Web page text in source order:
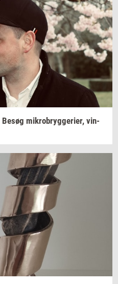
Besøg mi­kro­bryg­ge­ri­er, vin­